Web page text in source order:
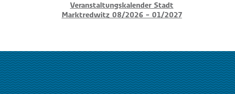
Veranstaltungskalender Stadt
Marktredwitz 08/2026 – 01/2027